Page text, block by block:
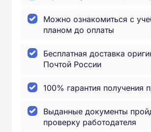
Можно ознакомиться с
планом до оплаты
Бесплатная доставка
Почтой России
100% гарантия получения
Выданные документы
проверку работодателя